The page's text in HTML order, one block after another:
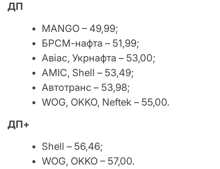
ДП
MANGO – 49,99;
БРСМ-нафта – 51,99;
Авіас, Укрнафта – 53,00;
АМІС, Shell – 53,49;
Автотранс – 53,98;
WOG, OKKO, Neftek – 55,00.
ДП+
Shell – 56,46;
WOG, OKKO – 57,00.